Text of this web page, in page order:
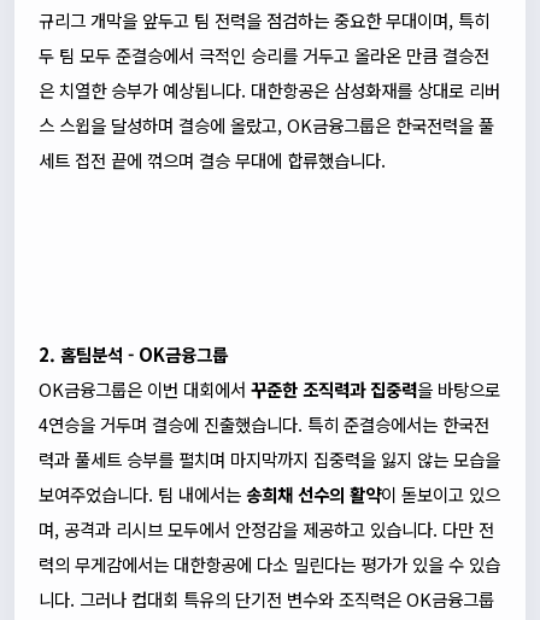
규리그 개막을 앞두고 팀 전력을 점검하는 중요한 무대이며, 특히
두 팀 모두 준결승에서 극적인 승리를 거두고 올라온 만큼 결승전
은 치열한 승부가 예상됩니다. 대한항공은 삼성화재를 상대로 리버
스 스윕을 달성하며 결승에 올랐고, OK금융그룹은 한국전력을 풀
세트 접전 끝에 꺾으며 결승 무대에 합류했습니다.
2. 홈팀분석 - OK금융그룹
OK금융그룹은 이번 대회에서 꾸준한 조직력과 집중력을 바탕으로
4연승을 거두며 결승에 진출했습니다. 특히 준결승에서는 한국전
력과 풀세트 승부를 펼치며 마지막까지 집중력을 잃지 않는 모습을
보여주었습니다. 팀 내에서는송희채 선수의 활약이 돋보이고 있으
며, 공격과 리시브 모두에서 안정감을 제공하고 있습니다. 다만 전
력의 무게감에서는 대한항공에 다소 밀린다는 평가가 있을 수 있습
니다. 그러나 컵대회 특유의 단기전 변수와 조직력은 OK금융그룹